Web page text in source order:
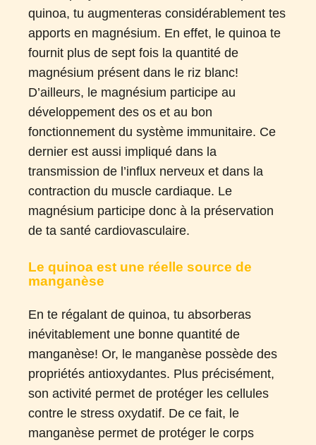
quinoa, tu augmenteras considérablement tes
apports en magnésium. En effet, le quinoa te
fournit plus de sept fois la quantité de
magnésium présent dans le riz blanc!
D’ailleurs, le magnésium participe au
développement des os et au bon
fonctionnement du système immunitaire. Ce
dernier est aussi impliqué dans la
transmission de l’influx nerveux et dans la
contraction du muscle cardiaque. Le
magnésium participe donc à la préservation
de ta santé cardiovasculaire.
Le quinoa est une réelle source de
manganèse
En te régalant de quinoa, tu absorberas
inévitablement une bonne quantité de
manganèse! Or, le manganèse possède des
propriétés antioxydantes. Plus précisément,
son activité permet de protéger les cellules
contre le stress oxydatif. De ce fait, le
manganèse permet de protéger le corps